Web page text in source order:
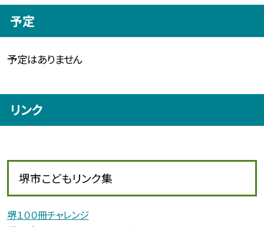
予定
予定はありません
リンク
堺市こどもリンク集
堺１００冊チャレンジ